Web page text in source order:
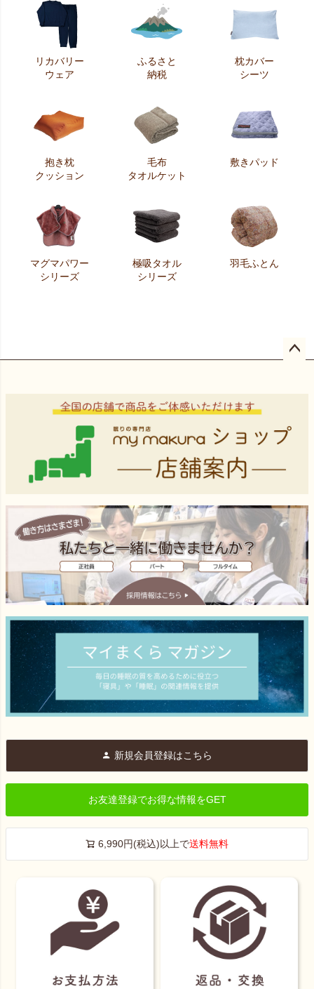
リカバリー
ウェア
ふるさと
納税
枕カバー
シーツ
抱き枕
クッション
毛布
タオルケット
敷きパッド
マグマパワー
シリーズ
極吸タオル
シリーズ
羽毛ふとん
新規会員登録はこちら
お友達登録でお得な情報をGET
6,990円(税込)以上で送料無料